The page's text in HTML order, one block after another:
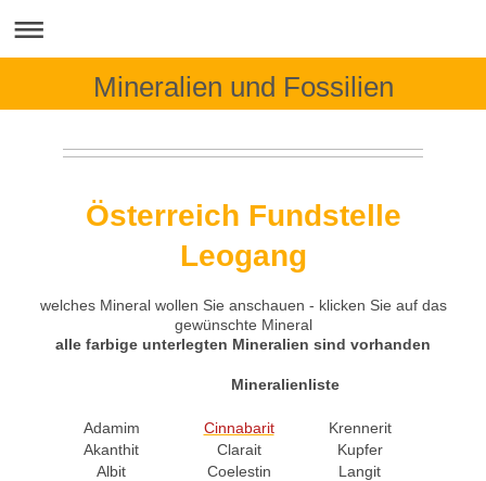
Mineralien und Fossilien
Österreich Fundstelle
Leogang
welches Mineral wollen Sie anschauen - klicken Sie auf das
gewünschte Mineral
alle farbige unterlegten Mineralien sind vorhanden
Mineralienliste
Adamim Cinnabarit Krennerit
Akanthit
Clarait Kupfer
Albit
Coelestin Langit